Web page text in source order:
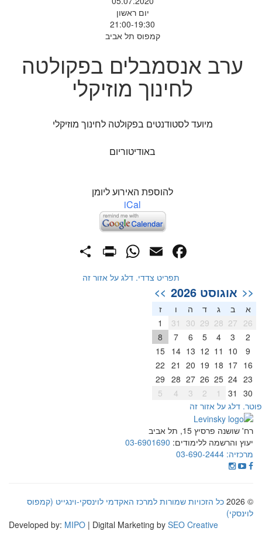
יום ראשון
21:00-19:30
קמפוס תל אביב
ערב אנסמבלים בפקולטה
לחינוך מוזיקלי
מיועד לסטודנטים בפקולטה לחינוך מוזיקלי
באודיטוריום
להוספת האירוע ליומן
iCal
Facebook
Email
WhatsApp
תפריט צדדי. דלג על אזור זה
<< אוגוסט 2026 >>
א ב ג ד ה
ז
26
27
28
29
30
31
2
3
4
5
6
7
8
9
10
11
12
13
14
15
16
17
18
19
20
21
22
23
24
25
26
27
28
29
30
31
2
3
4
5
דלג על אזור זה
רח' שושנה פרסיץ 15, תל אביב
יעוץ והרשמה ללימודים: 03-6901690
מרכזיה: 03-690-2444
© 2026
כל הזכויות שמורות למרכז האקדמי לוינסקי-וינגייט (קמפוס
לוינסקי)
Developed by:MIPO | Digital Marketing bySEO Creative